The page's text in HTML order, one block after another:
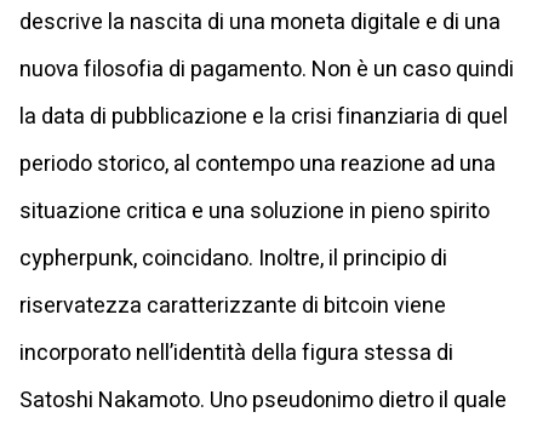
descrive la nascita di una moneta digitale e di una
nuova filosofia di pagamento. Non è un caso quindi
la data di pubblicazione e la crisi finanziaria di quel
periodo storico, al contempo una reazione ad una
situazione critica e una soluzione in pieno spirito
cypherpunk, coincidano. Inoltre, il principio di
riservatezza caratterizzante di bitcoin viene
incorporato nell’identità della figura stessa di
Satoshi Nakamoto. Uno pseudonimo dietro il quale